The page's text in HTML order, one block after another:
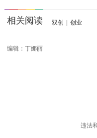
相关阅读 双创 创业
编辑：丁娜丽
违法